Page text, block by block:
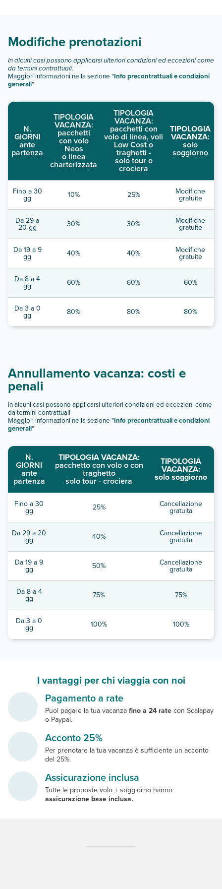
Modifiche prenotazioni
In alcuni casi possono applicarsi ulteriori condizioni ed eccezioni come
da termini contrattuali.
Maggiori informazioni nella sezione "Info precontrattuali e condizioni
generali"
N.
GIORNI
ante
partenza
TIPOLOGIA
VACANZA:
pacchetti
con volo
Neos
o linea
charterizzata
TIPOLOGIA
VACANZA:
pacchetti con
volo di linea, voli
Low Cost o
traghetti -
solo tour o
crociera
TIPOLOGIA
VACANZA:
solo
soggiorno
Fino a 30
gg 10% 25% Modifiche
gratuite
Da 29 a
20 gg 30% 30% Modifiche
gratuite
Da 19 a 9
gg 40% 40% Modifiche
gratuite
Da 8 a 4
gg 60% 60% 60%
Da 3 a 0
gg 80% 80% 80%
Annullamento vacanza: costi e
penali
In alcuni casi possono applicarsi ulteriori condizioni ed eccezioni come
da termini contrattuali
Maggiori informazioni nella sezione "Info precontrattuali e condizioni
generali"
N.
GIORNI
ante
partenza
TIPOLOGIA VACANZA:
pacchetto con volo o con
traghetto
solo tour - crociera
TIPOLOGIA
VACANZA:
solo soggiorno
Fino a 30
gg 25% Cancellazione
gratuita
Da 29 a 20
gg 40% Cancellazione
gratuita
Da 19 a 9
gg 50% Cancellazione
gratuita
Da 8 a 4
gg 75% 75%
Da 3 a 0
gg 100% 100%
I vantaggi per chi viaggia con noi
Pagamento a rate
Puoi pagare la tua vacanzafino a 24 ratecon Scalapay
o Paypal.
Acconto 25%
Per prenotare la tua vacanza è sufficiente un acconto
del 25%.
Assicurazione inclusa
Tutte le proposte volo + soggiorno hanno
assicurazione base inclusa.